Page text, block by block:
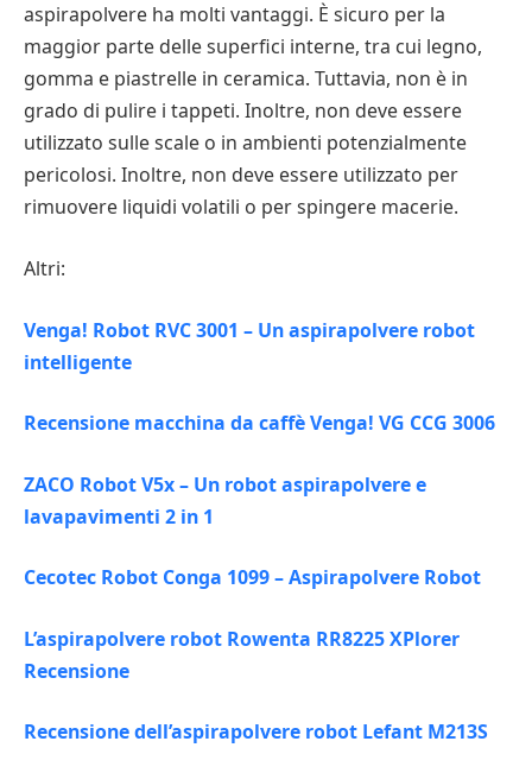
aspirapolvere ha molti vantaggi. È sicuro per la
maggior parte delle superfici interne, tra cui legno,
gomma e piastrelle in ceramica. Tuttavia, non è in
grado di pulire i tappeti. Inoltre, non deve essere
utilizzato sulle scale o in ambienti potenzialmente
pericolosi. Inoltre, non deve essere utilizzato per
rimuovere liquidi volatili o per spingere macerie.
Altri:
Venga! Robot RVC 3001 – Un aspirapolvere robot
intelligente
Recensione macchina da caffè Venga! VG CCG 3006
ZACO Robot V5x – Un robot aspirapolvere e
lavapavimenti 2 in 1
Cecotec Robot Conga 1099 – Aspirapolvere Robot
L’aspirapolvere robot Rowenta RR8225 XPlorer
Recensione
Recensione dell’aspirapolvere robot Lefant M213S